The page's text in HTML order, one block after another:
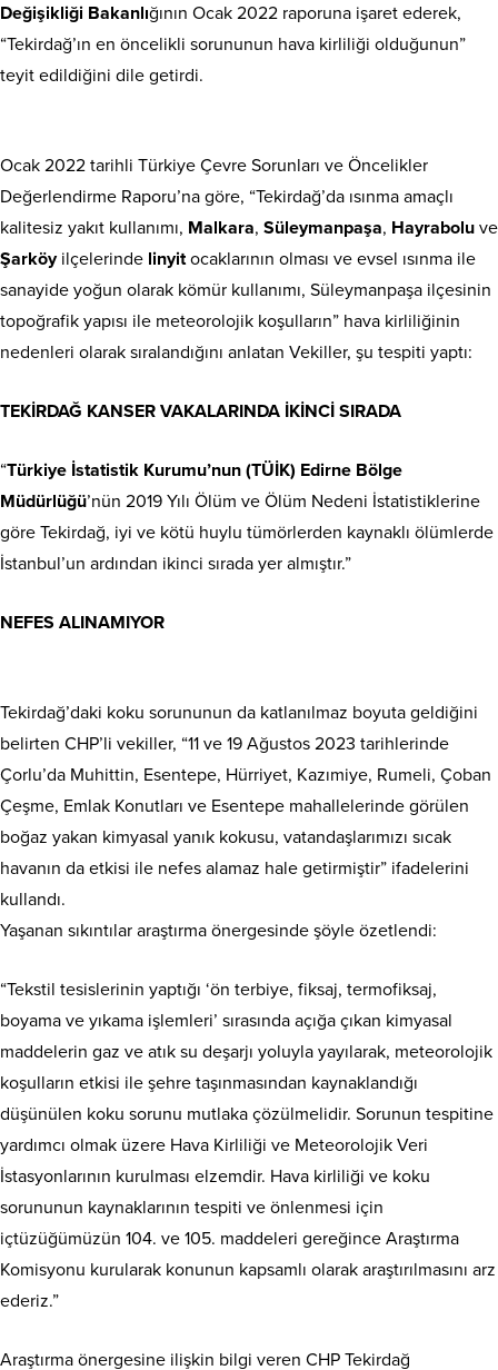
Değişikliği Bakanlığının Ocak 2022 raporuna işaret ederek,
“Tekirdağ’ın en öncelikli sorununun hava kirliliği olduğunun”
teyit edildiğini dile getirdi.
Ocak 2022 tarihli Türkiye Çevre Sorunları ve Öncelikler
Değerlendirme Raporu’na göre, “Tekirdağ’da ısınma amaçlı
kalitesiz yakıt kullanımı, Malkara, Süleymanpaşa, Hayrabolu ve
Şarköyilçelerinde linyitocaklarının olması ve evsel ısınma ile
sanayide yoğun olarak kömür kullanımı, Süleymanpaşa ilçesinin
topoğrafik yapısı ile meteorolojik koşulların” hava kirliliğinin
nedenleri olarak sıralandığını anlatan Vekiller, şu tespiti yaptı:
TEKİRDAĞ KANSER VAKALARINDA İKİNCİ SIRADA
“Türkiye İstatistik Kurumu’nun (TÜİK) Edirne Bölge
Müdürlüğü’nün 2019 Yılı Ölüm ve Ölüm Nedeni İstatistiklerine
göre Tekirdağ, iyi ve kötü huylu tümörlerden kaynaklı ölümlerde
İstanbul’un ardından ikinci sırada yer almıştır.”
NEFES ALINAMIYOR
Tekirdağ’daki koku sorununun da katlanılmaz boyuta geldiğini
belirten CHP’li vekiller, “11 ve 19 Ağustos 2023 tarihlerinde
Çorlu’da Muhittin, Esentepe, Hürriyet, Kazımiye, Rumeli, Çoban
Çeşme, Emlak Konutları ve Esentepe mahallelerinde görülen
boğaz yakan kimyasal yanık kokusu, vatandaşlarımızı sıcak
havanın da etkisi ile nefes alamaz hale getirmiştir” ifadelerini
kullandı.
Yaşanan sıkıntılar araştırma önergesinde şöyle özetlendi:
“Tekstil tesislerinin yaptığı ‘ön terbiye, fiksaj, termofiksaj,
boyama ve yıkama işlemleri’ sırasında açığa çıkan kimyasal
maddelerin gaz ve atık su deşarjı yoluyla yayılarak, meteorolojik
koşulların etkisi ile şehre taşınmasından kaynaklandığı
düşünülen koku sorunu mutlaka çözülmelidir. Sorunun tespitine
yardımcı olmak üzere Hava Kirliliği ve Meteorolojik Veri
İstasyonlarının kurulması elzemdir. Hava kirliliği ve koku
sorununun kaynaklarının tespiti ve önlenmesi için
içtüzüğümüzün 104. ve 105. maddeleri gereğince Araştırma
Komisyonu kurularak konunun kapsamlı olarak araştırılmasını arz
ederiz.”
Araştırma önergesine ilişkin bilgi veren CHP Tekirdağ